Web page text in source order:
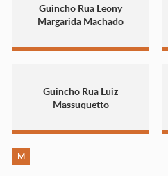
Guincho Rua Leony
Margarida Machado
Guincho Rua Luiz
Massuquetto
M